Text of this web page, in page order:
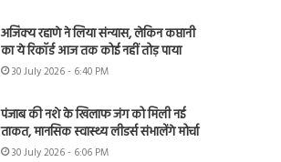
अजिंक्य रहाणे ने लिया संन्यास, लेकिन कप्तानी
का ये रिकॉर्ड आज तक कोई नहीं तोड़ पाया
30 July 2026 - 6:40 PM
पंजाब की नशे के खिलाफ जंग को मिली नई
ताकत, मानसिक स्वास्थ्य लीडर्स संभालेंगे मोर्चा
30 July 2026 - 6:06 PM